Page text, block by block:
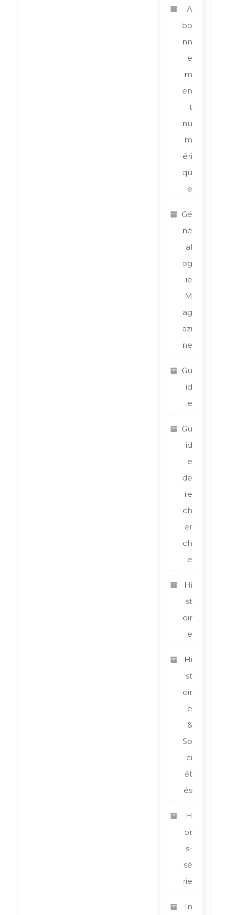
A
bo
nn
e
m
en
t
nu
m
éri
qu
e
Gé
né
al
og
ie
M
ag
azi
ne
Gu
id
e
Gu
id
e
de
re
ch
er
ch
e
Hi
st
oir
e
Hi
st
oir
e
&
So
ci
ét
és
H
or
s-
sé
rie
In